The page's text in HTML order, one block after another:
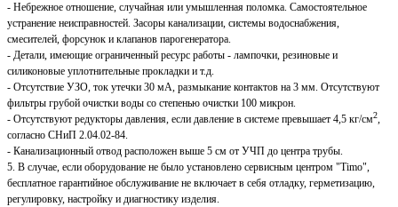
- Небрежное отношение, случайная или умышленная поломка. Самостоятельное
устранение неисправностей. Засоры канализации, системы водоснабжения,
смесителей, форсунок и клапанов парогенератора.
- Детали, имеющие ограниченный ресурс работы - лампочки, резиновые и
силиконовые уплотнительные прокладки и т.д.
- Отсутствие УЗО, ток утечки 30 мА, размыкание контактов на 3 мм. Отсутствуют
фильтры грубой очистки воды со степенью очистки 100 микрон.
- Отсутствуют редукторы давления, если давление в системе превышает 4,5 кг/см2,
согласно СНиП 2.04.02-84.
- Канализационный отвод расположен выше 5 см от УЧП до центра трубы.
5. В случае, если оборудование не было установлено сервисным центром "Timo",
бесплатное гарантийное обслуживание не включает в себя отладку, герметизацию,
регулировку, настройку и диагностику изделия.